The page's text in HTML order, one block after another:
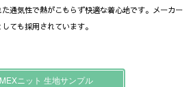
通気性で熱がこもらず快適な着心地です。 メーカー
ても採用されています。
ニット 生地サンプル